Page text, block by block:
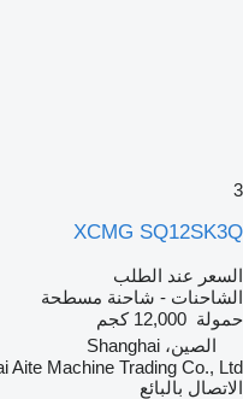
3
XCMG SQ12SK3Q
السعر عند الطلب
الشاحنات - شاحنة مسطحة
حمولة 12,000 كجم
الصين، Shanghai
Aite Machine Trading Co., Ltd
الاتصال بالبائع